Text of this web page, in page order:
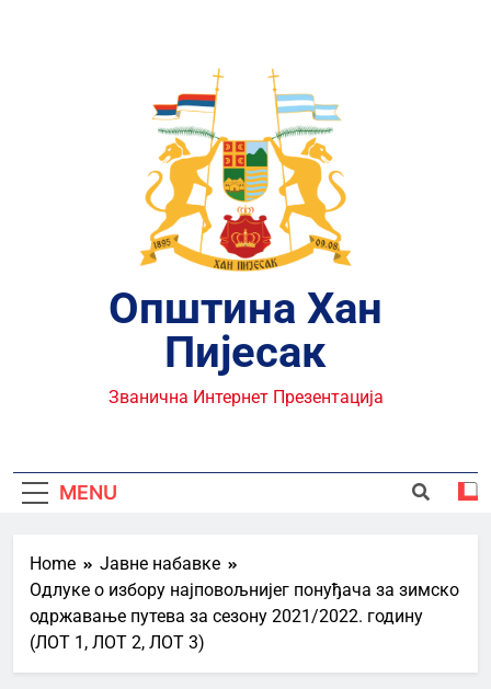
Општина Хан
Пијесак
Званична Интернет Презентација
MENU
Home
Јавне набавке
Одлуке о избору најповољнијег понуђача за зимско
одржавање путева за сезону 2021/2022. годину
(ЛОТ 1, ЛОТ 2, ЛОТ 3)